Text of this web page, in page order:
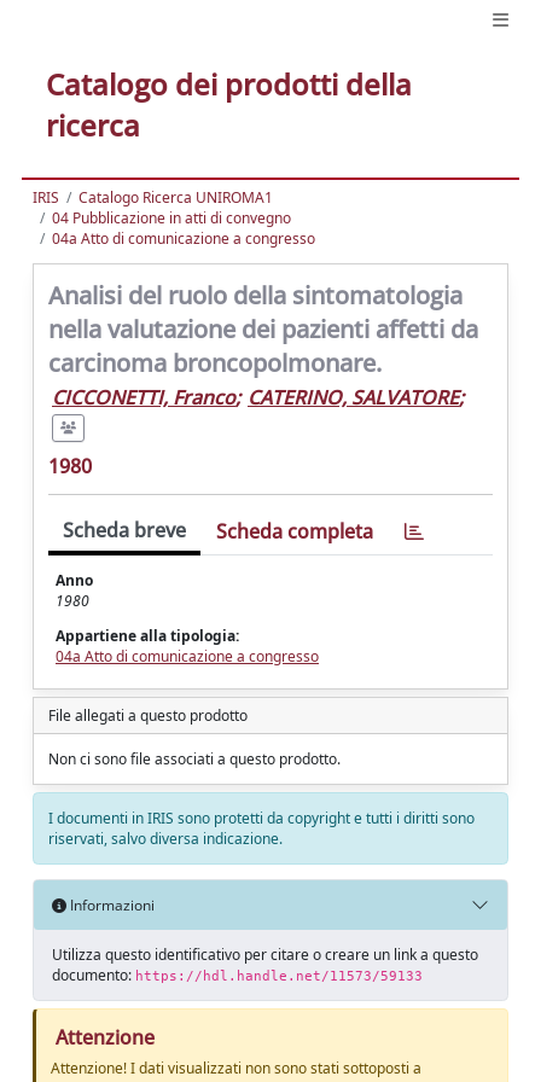
Catalogo dei prodotti della
ricerca
IRIS
Catalogo Ricerca UNIROMA1
04 Pubblicazione in atti di convegno
04a Atto di comunicazione a congresso
Analisi del ruolo della sintomatologia
nella valutazione dei pazienti affetti da
carcinoma broncopolmonare.
CICCONETTI, Franco; CATERINO, SALVATORE;
1980
Scheda breve Scheda completa
Anno
1980
Appartiene alla tipologia:
04a Atto di comunicazione a congresso
File allegati a questo prodotto
Non ci sono file associati a questo prodotto.
I documenti in IRIS sono protetti da copyright e tutti i diritti sono
riservati, salvo diversa indicazione.
Informazioni
Utilizza questo identificativo per citare o creare un link a questo
documento: https://hdl.handle.net/11573/59133
Attenzione
Attenzione! I dati visualizzati non sono stati sottoposti a